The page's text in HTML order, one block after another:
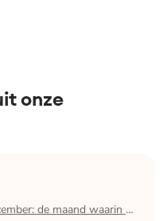
onze
Blog Bianca | December: de maand waarin ik mijn man verloor
December: de maand